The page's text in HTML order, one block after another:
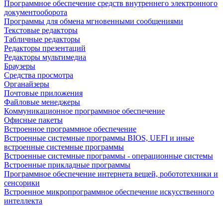
Программное обеспечение средств внутреннего электронного
документооборота
Программы для обмена мгновенными сообщениями
Текстовые редакторы
Табличные редакторы
Редакторы презентаций
Редакторы мультимедиа
Браузеры
Средства просмотра
Органайзеры
Почтовые приложения
Файловые менеджеры
Коммуникационное программное обеспечение
Офисные пакеты
Встроенное программное обеспечение
Встроенные системные программы BIOS, UEFI и иные
встроенные системные программы
Встроенные системные программы - операционные системы
Встроенные прикладные программы
Программное обеспечение интернета вещей, робототехники и
сенсорики
Встроенное микропрограммное обеспечение искусственного
интеллекта